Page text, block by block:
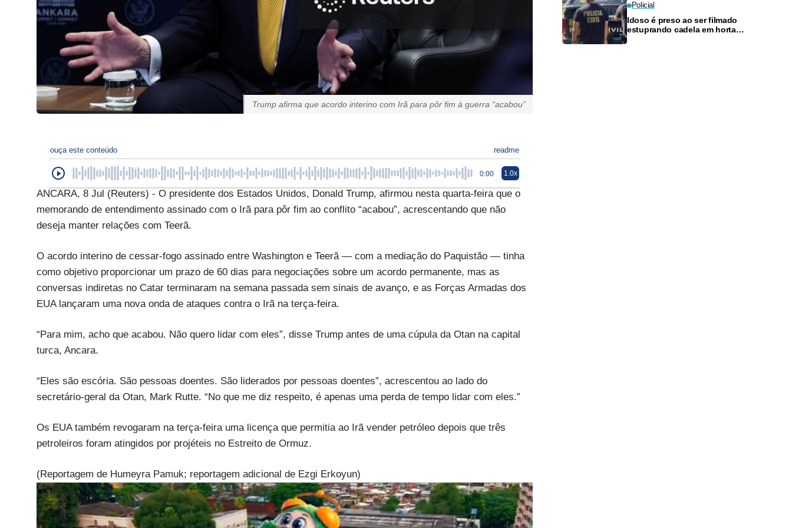
Trump afirma que acordo interino com Irã para pôr fim à guerra “acabou”
ouça este conteúdo readme
0:00 1.0x
ANCARA, 8 Jul (Reuters) - O presidente dos Estados Unidos, Donald Trump, afirmou nesta quarta-feira que o
memorando de entendimento assinado com o Irã para pôr fim ao conflito “acabou”, acrescentando que não
deseja manter relações com Teerã.
O acordo interino de cessar-fogo assinado entre Washington e Teerã — com a mediação do Paquistão — tinha
como objetivo proporcionar um prazo de 60 dias para negociações sobre um acordo permanente, mas as
conversas indiretas no Catar terminaram na semana passada sem sinais de avanço, e as Forças Armadas dos
EUA lançaram uma nova onda de ataques contra o Irã na terça-feira.
“Para mim, acho que acabou. Não quero lidar com eles”, disse Trump antes de uma cúpula da Otan na capital
turca, Ancara.
“Eles são escória. São pessoas doentes. São liderados por pessoas doentes”, acrescentou ao lado do
secretário-geral da Otan, Mark Rutte. “No que me diz respeito, é apenas uma perda de tempo lidar com eles.”
Os EUA também revogaram na terça-feira uma licença que permitia ao Irã vender petróleo depois que três
petroleiros foram atingidos por projéteis no Estreito de Ormuz.
(Reportagem de Humeyra Pamuk; reportagem adicional de Ezgi Erkoyun)
Policial
Idoso é preso ao ser filmado
estuprando cadela em horta